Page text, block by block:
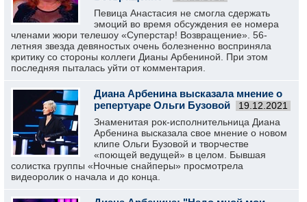
Певица Анастасия не смогла сдержать
эмоций во время обсуждения ее номера
членами жюри телешоу «Суперстар! Возвращение». 56-
летняя звезда девяностых очень болезненно восприняла
критику со стороны коллеги Дианы Арбениной. При этом
последняя пыталась уйти от комментария.
Диана Арбенина высказала мнение о
репертуаре Ольги Бузовой
19.12.2021
Знаменитая рок-исполнительница Диана
Арбенина высказала свое мнение о новом
клипе Ольги Бузовой и творчестве
«поющей ведущей» в целом. Бывшая
солистка группы «Ночные снайперы» просмотрела
видеоролик о начала и до конца.